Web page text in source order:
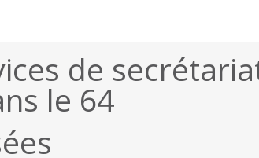
de
le 64